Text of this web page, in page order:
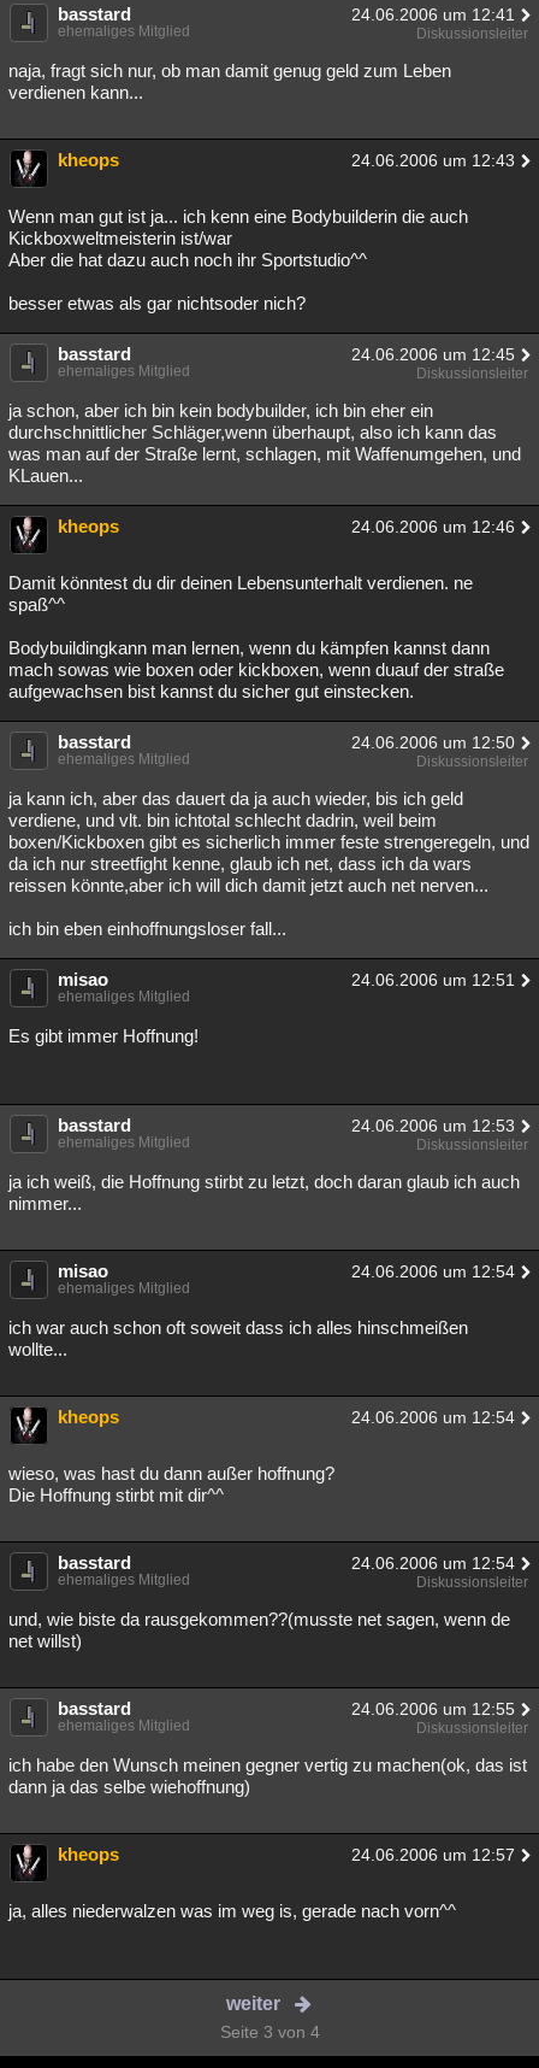
basstard 24.06.2006 um 12:41
ehemaliges Mitglied Diskussionsleiter
naja, fragt sich nur, ob man damit genug geld zum Leben
verdienen kann...
kheops 24.06.2006 um 12:43
Wenn man gut ist ja... ich kenn eine Bodybuilderin die auch
Kickboxweltmeisterin ist/war
Aber die hat dazu auch noch ihr Sportstudio^^
besser etwas als gar nichtsoder nich?
basstard 24.06.2006 um 12:45
ehemaliges Mitglied Diskussionsleiter
ja schon, aber ich bin kein bodybuilder, ich bin eher ein
durchschnittlicher Schläger,wenn überhaupt, also ich kann das
was man auf der Straße lernt, schlagen, mit Waffenumgehen, und
KLauen...
kheops 24.06.2006 um 12:46
Damit könntest du dir deinen Lebensunterhalt verdienen. ne
spaß^^
Bodybuildingkann man lernen, wenn du kämpfen kannst dann
mach sowas wie boxen oder kickboxen, wenn duauf der straße
aufgewachsen bist kannst du sicher gut einstecken.
basstard 24.06.2006 um 12:50
ehemaliges Mitglied Diskussionsleiter
ja kann ich, aber das dauert da ja auch wieder, bis ich geld
verdiene, und vlt. bin ichtotal schlecht dadrin, weil beim
boxen/Kickboxen gibt es sicherlich immer feste strengeregeln, und
da ich nur streetfight kenne, glaub ich net, dass ich da wars
reissen könnte,aber ich will dich damit jetzt auch net nerven...
ich bin eben einhoffnungsloser fall...
misao 24.06.2006 um 12:51
ehemaliges Mitglied
Es gibt immer Hoffnung!
basstard 24.06.2006 um 12:53
ehemaliges Mitglied Diskussionsleiter
ja ich weiß, die Hoffnung stirbt zu letzt, doch daran glaub ich auch
nimmer...
misao 24.06.2006 um 12:54
ehemaliges Mitglied
ich war auch schon oft soweit dass ich alles hinschmeißen
wollte...
kheops 24.06.2006 um 12:54
wieso, was hast du dann außer hoffnung?
Die Hoffnung stirbt mit dir^^
basstard 24.06.2006 um 12:54
ehemaliges Mitglied Diskussionsleiter
und, wie biste da rausgekommen??(musste net sagen, wenn de
net willst)
basstard 24.06.2006 um 12:55
ehemaliges Mitglied Diskussionsleiter
ich habe den Wunsch meinen gegner vertig zu machen(ok, das ist
dann ja das selbe wiehoffnung)
kheops 24.06.2006 um 12:57
ja, alles niederwalzen was im weg is, gerade nach vorn^^
weiter
Seite 3 von 4